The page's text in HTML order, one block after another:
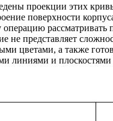
проекции этих
поверхности
операцию рассматривать
не представляет
цветами, а также
линиями и